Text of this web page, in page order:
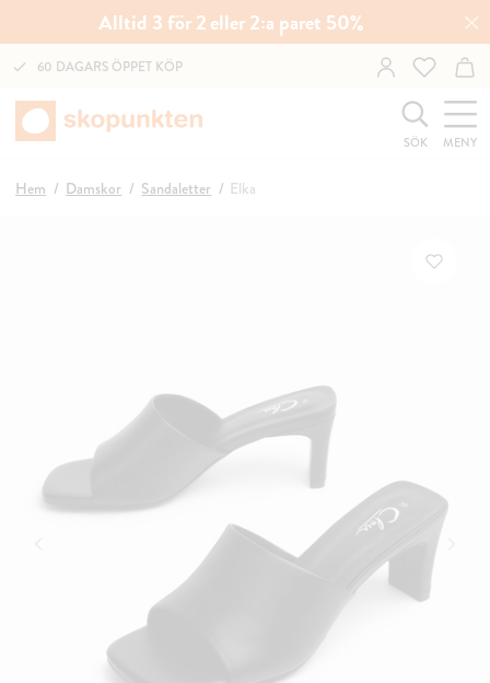
Alltid 3 för 2 eller 2:a paret 50%
60 DAGARS ÖPPET KÖP
SÖK MENY
Hem Damskor Sandaletter Elka